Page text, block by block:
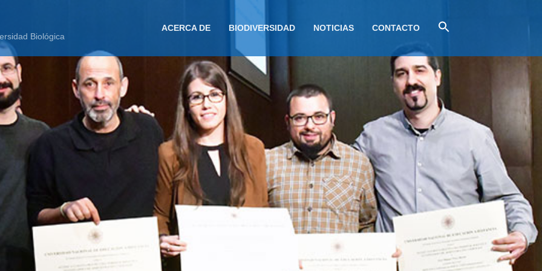
Biológica
ACERCA DE BIODIVERSIDAD NOTICIAS CONTACTO